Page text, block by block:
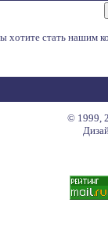
хотите стать нашим
© 1999,